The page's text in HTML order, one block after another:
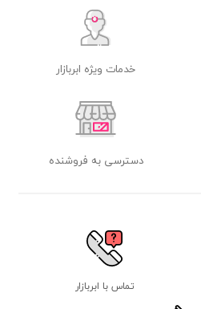
خدمات ویژه ابربازار
دسترسی به فروشنده
تماس با ابربازار